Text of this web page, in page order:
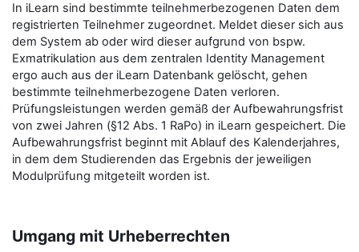
In iLearn sind bestimmte teilnehmerbezogenen Daten dem
registrierten Teilnehmer zugeordnet. Meldet dieser sich aus
dem System ab oder wird dieser aufgrund von bspw.
Exmatrikulation aus dem zentralen Identity Management
ergo auch aus der iLearn Datenbank gelöscht, gehen
bestimmte teilnehmerbezogene Daten verloren.
Prüfungsleistungen werden gemäß der Aufbewahrungsfrist
von zwei Jahren (§12 Abs. 1 RaPo) in iLearn gespeichert. Die
Aufbewahrungsfrist beginnt mit Ablauf des Kalenderjahres,
in dem dem Studierenden das Ergebnis der jeweiligen
Modulprüfung mitgeteilt worden ist.
Umgang mit Urheberrechten